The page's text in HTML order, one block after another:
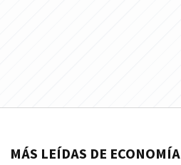
MÁS LEÍDAS DE ECONOMÍA